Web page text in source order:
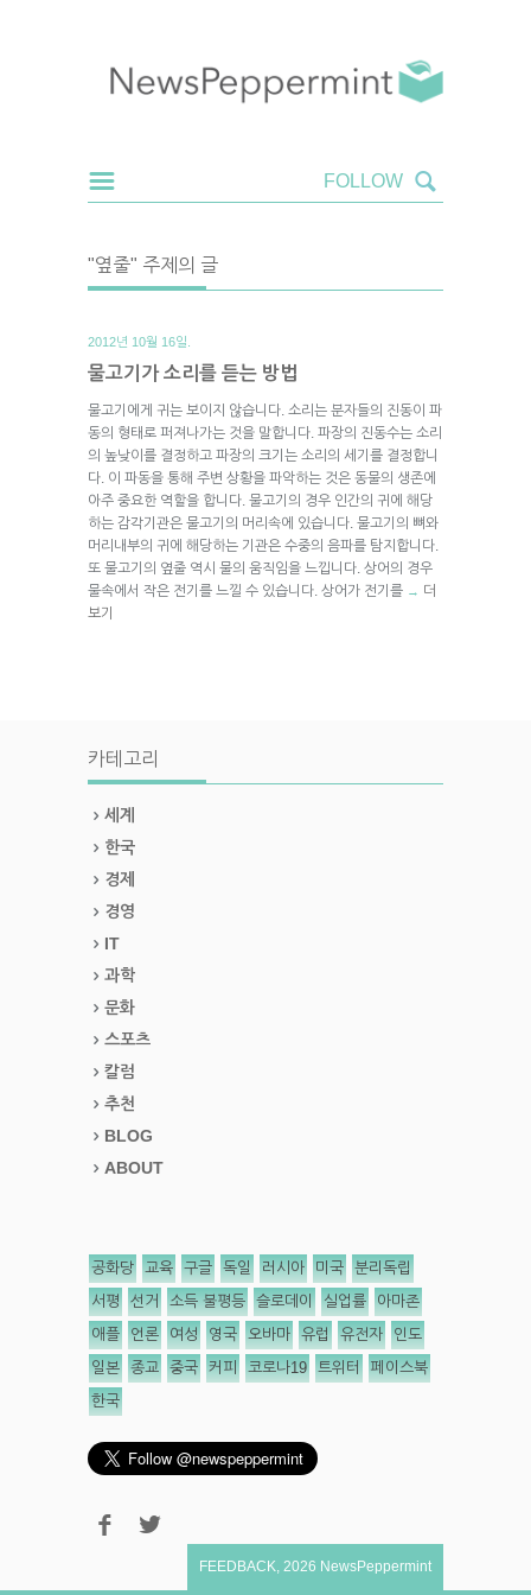
"옆줄" 주제의 글
2012년 10월 16일.
물고기가 소리를 듣는 방법
물고기에게 귀는 보이지 않습니다. 소리는 분자들의 진동이 파
동의 형태로 퍼져나가는 것을 말합니다. 파장의 진동수는 소리
의 높낮이를 결정하고 파장의 크기는 소리의 세기를 결정합니
다. 이 파동을 통해 주변 상황을 파악하는 것은 동물의 생존에
아주 중요한 역할을 합니다. 물고기의 경우 인간의 귀에 해당
하는 감각기관은 물고기의 머리속에 있습니다. 물고기의 뼈와
머리내부의 귀에 해당하는 기관은 수중의 음파를 탐지합니다.
또 물고기의 옆줄 역시 물의 움직임을 느낍니다. 상어의 경우
물속에서 작은 전기를 느낄 수 있습니다. 상어가 전기를 → 더
보기
카테고리
세계
한국
경제
경영
IT
과학
문화
스포츠
칼럼
추천
BLOG
ABOUT
공화당 교육 구글 독일 러시아 미국 분리독립
서평 선거 소득 불평등 슬로데이 실업률 아마존
애플 언론 여성 영국 오바마 유럽 유전자 인도
일본 종교 중국 커피 코로나19 트위터 페이스북
한국
FEEDBACK 2026 NewsPeppermint